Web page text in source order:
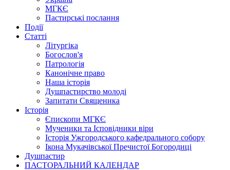
МГКЄ
Пастирські послання
Події
Статті
Літургіка
Богослов'я
Патрологія
Канонічне право
Наша історія
Душпастирство молоді
Запитати Священика
Історія
Єпископи МГКЄ
Мученики та Ісповідники віри
Історія Ужгородського кафедрального собору
Ікона Мукачівської Пречистої Богородиці
Душпастир
ПАСТОРАЛЬНИЙ КАЛЕНДАР